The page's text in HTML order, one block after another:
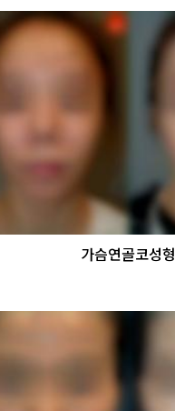
가슴연골코성형